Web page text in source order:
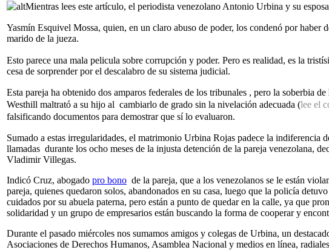
Mientras lees este artículo, el periodista venezolano Antonio Urbina y su
Yasmín Esquivel Mossa, quien, en un claro abuso de poder, los condenó por
marido de la jueza.
Esto parece una mala pelicula sobre corrupción y poder. Pero es realidad, es la
cesa de sorprender por el descalabro de su sistema judicial.
Esta pareja ha obtenido dos amparos federales de los tribunales , pero la soberbia
Westhill maltrató a su hijo al cambiarlo de grado sin la nivelación adecuada (lee el
falsificando documentos para demostrar que sí lo evaluaron.
Sumado a estas irregularidades, el matrimonio Urbina Rojas padece la
llamadas durante los ocho meses de la injusta detención de la pareja venezolana,
Vladimir Villegas.
Indicó Cruz, abogado pro bono de la pareja, que a los venezolanos se le están
pareja, quienes quedaron solos, abandonados en su casa, luego que la policía
cuidados por su abuela paterna, pero están a punto de quedar en la calle, ya que
solidaridad y un grupo de empresarios están buscando la forma de cooperar y
Durante el pasado miércoles nos sumamos amigos y colegas de Urbina, un
Asociaciones de Derechos Humanos, Asamblea Nacional y medios en línea,